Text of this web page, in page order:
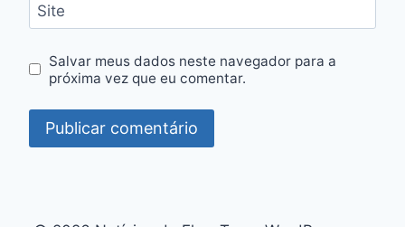
Site
Salvar meus dados neste navegador para a
próxima vez que eu comentar.